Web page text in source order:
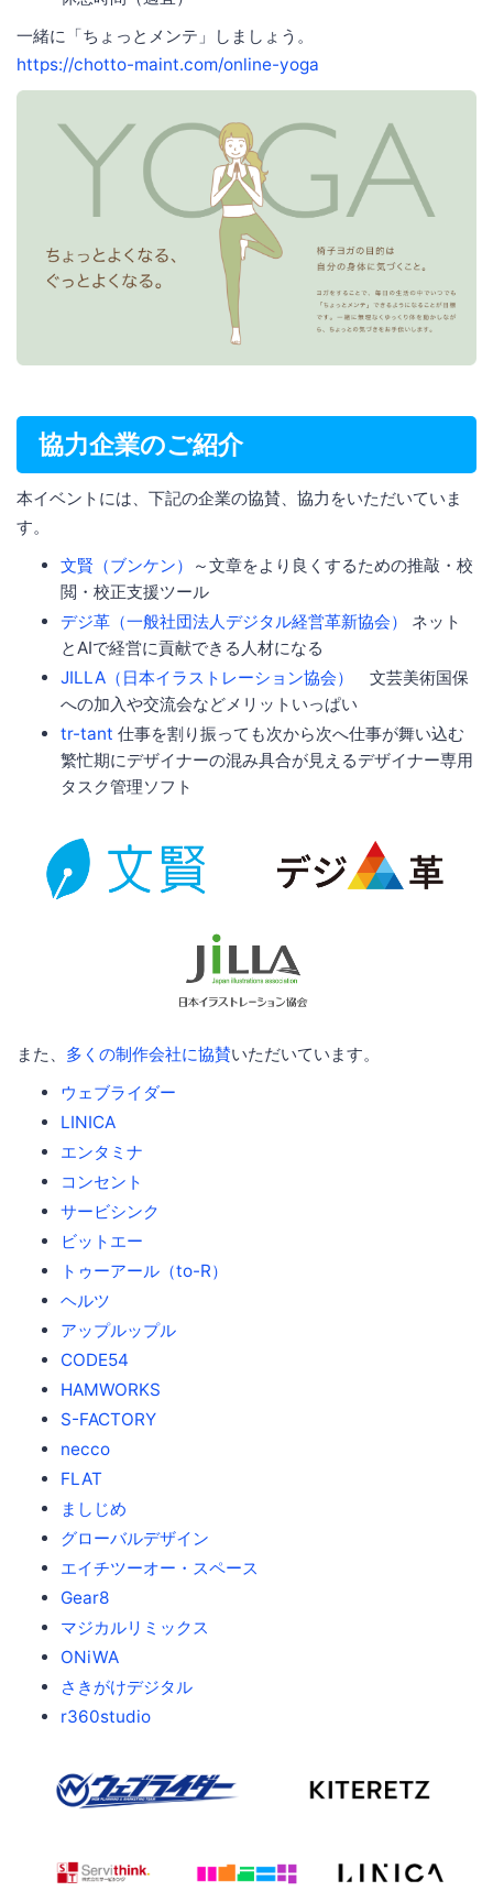
一緒に「ちょっとメンテ」しましょう。
https://chotto-maint.com/online-yoga
協力企業のご紹介
本イベントには、下記の企業の協賛、協力をいただいていま
す。
文賢（ブンケン）
～文章をより良くするための推敲・校
閲・校正支援ツール
デジ革（一般社団法人デジタル経営革新協会）
ネット
とAIで経営に貢献できる人材になる
JILLA（日本イラストレーション協会）
文芸美術国保
への加入や交流会などメリットいっぱい
tr-tant 仕事を割り振っても次から次へ仕事が舞い込む
繁忙期にデザイナーの混み具合が見えるデザイナー専用
タスク管理ソフト
また、 多くの制作会社に協賛いただいています。
ウェブライダー
LINICA
エンタミナ
コンセント
サービシンク
ビットエー
トゥーアール（to-R）
ヘルツ
アップルップル
CODE54
HAMWORKS
S-FACTORY
necco
FLAT
ましじめ
グローバルデザイン
エイチツーオー・スペース
Gear8
マジカルリミックス
ONiWA
さきがけデジタル
r360studio